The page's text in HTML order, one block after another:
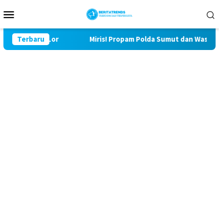
ke
Mobile
Terbaru
Lor Miris! Propam Polda Sumut dan Wasidik